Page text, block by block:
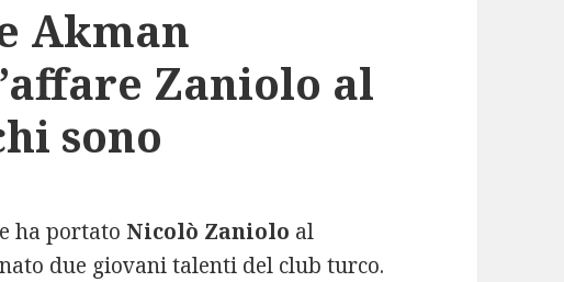
Akman
Zaniolo al
sono
ha portato Nicolò Zaniolo al
due giovani talenti del club turco.